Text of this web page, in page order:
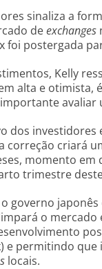
sinaliza a
deexchanges
foi postergada
Kelly
alta e otimista,
avaliar
dos investidores
correção criará
momento em
trimestre
governo
o
e permitindo
locais.